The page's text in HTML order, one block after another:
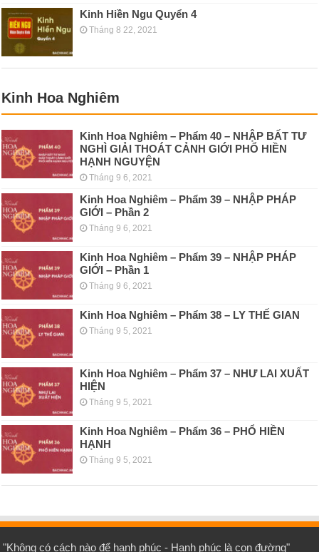
Kinh Hiền Ngu Quyển 4
Tháng 8 22, 2021
Kinh Hoa Nghiêm
Kinh Hoa Nghiêm – Phẩm 40 – NHẬP BẤT TƯ
NGHÌ GIẢI THOÁT CẢNH GIỚI PHỔ HIỀN
HẠNH NGUYỆN
Tháng 9 6, 2021
Kinh Hoa Nghiêm – Phẩm 39 – NHẬP PHÁP
GIỚI – Phần 2
Tháng 9 6, 2021
Kinh Hoa Nghiêm – Phẩm 39 – NHẬP PHÁP
GIỚI – Phần 1
Tháng 9 6, 2021
Kinh Hoa Nghiêm – Phẩm 38 – LY THẾ GIAN
Tháng 9 5, 2021
Kinh Hoa Nghiêm – Phẩm 37 – NHƯ LAI XUẤT
HIỆN
Tháng 9 5, 2021
Kinh Hoa Nghiêm – Phẩm 36 – PHỔ HIỀN
HẠNH
Tháng 9 5, 2021
"Không có cách nào để hạnh phúc - Hạnh phúc là con đường"